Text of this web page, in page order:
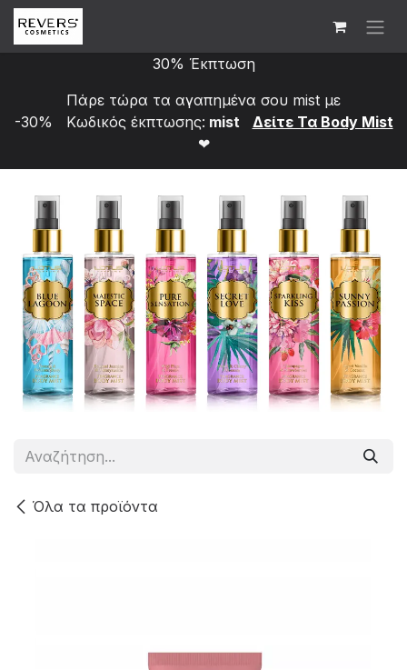
Skip to Content
30% Έκπτωση
Πάρε τώρα τα αγαπημένα σου mist με
-30% Κωδικός έκπτωσης: mist
Δείτε Τα Bod​y Mist
❤
Όλα τα προϊόντα